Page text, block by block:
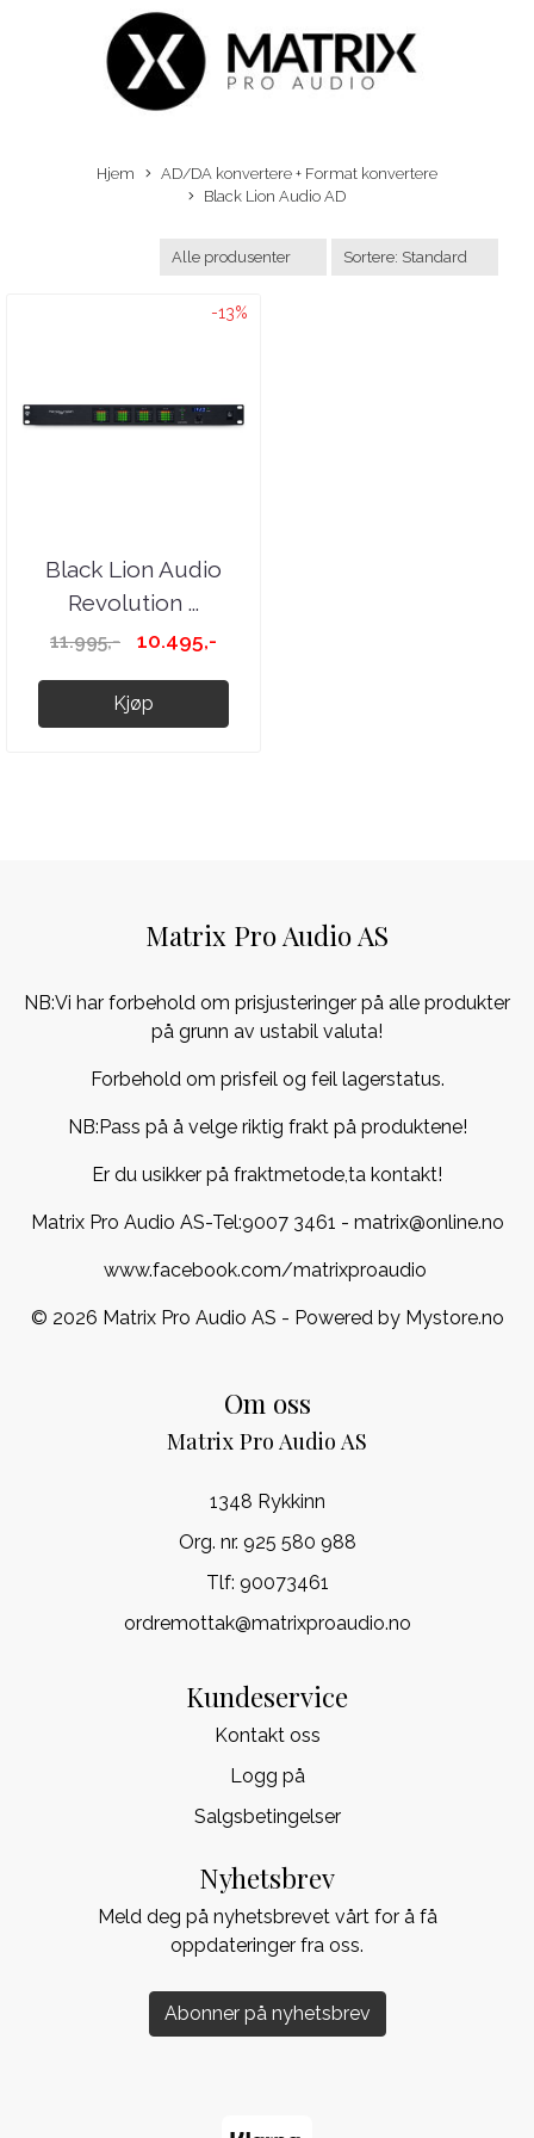
Hjem
AD/DA konvertere + Format konvertere
Black Lion Audio AD
-13%
Black Lion Audio
Revolution ...
11.995,- 10.495,-
Kjøp
Matrix Pro Audio AS
NB:Vi har forbehold om prisjusteringer på alle produkter
på grunn av ustabil valuta!
Forbehold om prisfeil og feil lagerstatus.
NB:Pass på å velge riktig frakt på produktene!
Er du usikker på fraktmetode,ta kontakt!
Matrix Pro Audio AS-Tel:9007 3461 - matrix@online.no
www.facebook.com/matrixproaudio
© 2026 Matrix Pro Audio AS - Powered by Mystore.no
Om oss
Matrix Pro Audio AS
1348 Rykkinn
Org. nr. 925 580 988
Tlf: 90073461
ordremottak@matrixproaudio.no
Kundeservice
Kontakt oss
Logg på
Salgsbetingelser
Nyhetsbrev
Meld deg på nyhetsbrevet vårt for å få
oppdateringer fra oss.
Abonner på nyhetsbrev